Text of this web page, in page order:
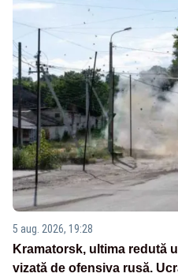
5 aug. 2026, 19:28
Kramatorsk, ultima redută
vizată de ofensiva rusă.